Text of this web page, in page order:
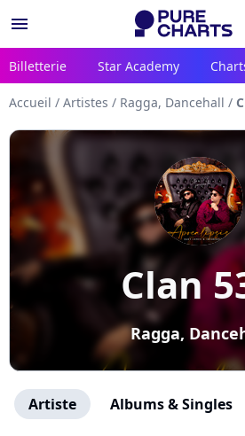
menu
Billetterie Star Academy
Accueil / Artistes / Ragga, Dancehall /
Clan
Ragga,
Artiste Albums & Singles